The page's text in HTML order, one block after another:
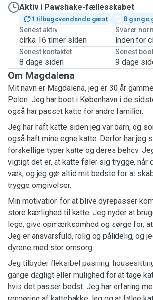
Aktiv i Pawshake-fællesskabet
1 tilbagevendende gæst
8 gange
Senest aktiv
cirka 16 timer siden
Svarer
inden for
Senest kontaktet
8 dage siden
Senest
9 dage
Om Magdalena
Mit navn er Magdalena, jeg er 30 år
Polen. Jeg har boet i København i de
også har passet katte for andre familier.
Jeg har haft katte siden jeg var barn, og
også haft mine egne katte. Derfor har jeg
forskellige typer katte og deres behov.
vigtigt det er, at katte føler sig trygge, når
væk, og jeg gør altid mit bedste for at
trygge omgivelser.
Min motivation for at blive dyrepasser
store kærlighed til katte. Jeg nyder at
lege, give opmærksomhed og sørge for,
Jeg er ansvarsfuld, rolig og pålidelig, og
dyrene med stor omsorg.
Jeg tilbyder fleksibel pasning:
gange dagligt eller mulighed for at tage
hvis det passer bedst. Jeg har erfaring